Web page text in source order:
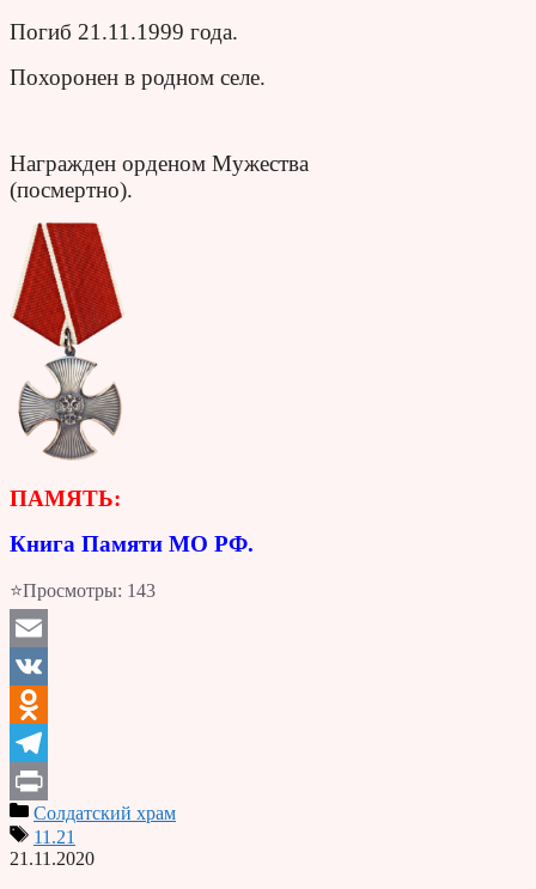
Погиб 21.11.1999 года.
Похоронен в родном селе.
Награжден орденом Мужества
(посмертно).
ПАМЯТЬ:
Книга Памяти МО РФ.
⭐Просмотры: 143
Email
VK
Odnoklassniki
Telegram
PrintСолдатский храм
11.21
21.11.2020